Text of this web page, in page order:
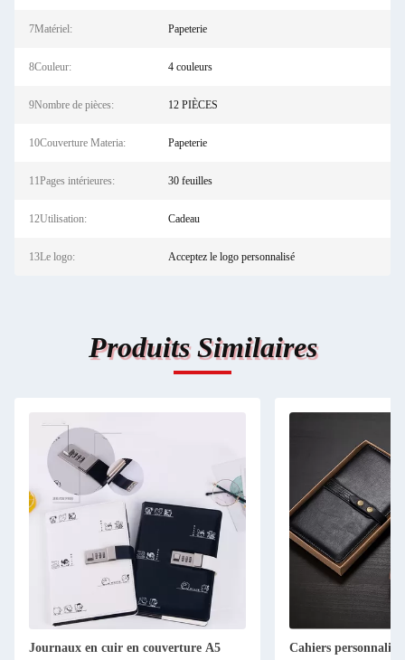
7Matériel: Papeterie
8Couleur: 4 couleurs
9Nombre de pièces: 12 PIÈCES
10Couverture Materia: Papeterie
11Pages intérieures: 30 feuilles
12Utilisation: Cadeau
13Le logo: Acceptez le logo personnalisé
Produits Similaires
Journaux en cuir en couverture A5
Cahiers